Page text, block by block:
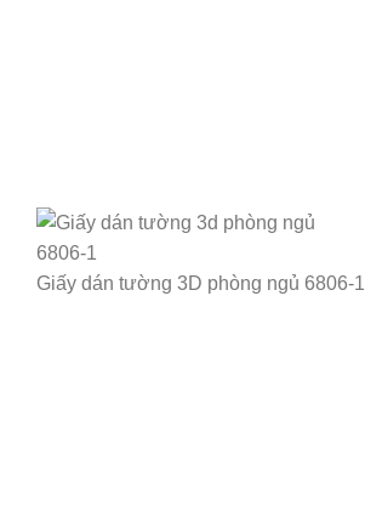
Giấy dán tường 3D phòng ngủ 6806-1